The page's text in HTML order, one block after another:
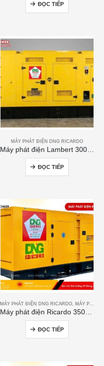
ĐỌC TIẾP
MÁY PHÁT ĐIỆN DNG RICARDO
ĐỌC TIẾP
MÁY PHÁT ĐIỆN DNG RICARDO, MÁY PHÁT ĐIỆN RICARDO
Máy phát điện Ricardo 350KVA
ĐỌC TIẾP